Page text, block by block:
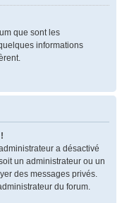
que sont les
informations
a désactivé
un administrateur ou un
des messages privés.
du forum.